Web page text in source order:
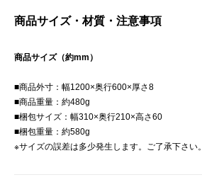
商品サイズ・材質・注意事項
商品サイズ（約mm）
■商品外寸：幅1200×奥行600×厚さ8
■商品重量：約480g
■梱包サイズ：幅310×奥行210×高さ60
■梱包重量：約580g
※サイズの誤差は多少発生します。ご了承下さい。